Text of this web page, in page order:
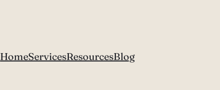
HomeServicesResourcesBlog